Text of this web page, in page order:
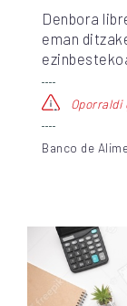
Denbora
eman
Oporraldi
Banco de